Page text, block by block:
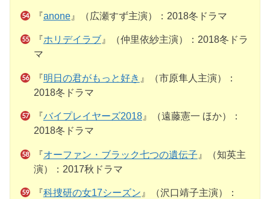
『anone』（広瀬すず主演）：2018冬ドラマ
『ホリデイラブ』（仲里依紗主演）：2018冬ドラ
マ
『明日の君がもっと好き 』（市原隼人主演）：
2018冬ドラマ
『バイプレイヤーズ2018』（遠藤憲一 ほか）：
2018冬ドラマ
『オーファン・ブラック七つの遺伝子 』（知英主
演）：2017秋ドラマ
『科捜研の女17シーズン 』（沢口靖子主演）：